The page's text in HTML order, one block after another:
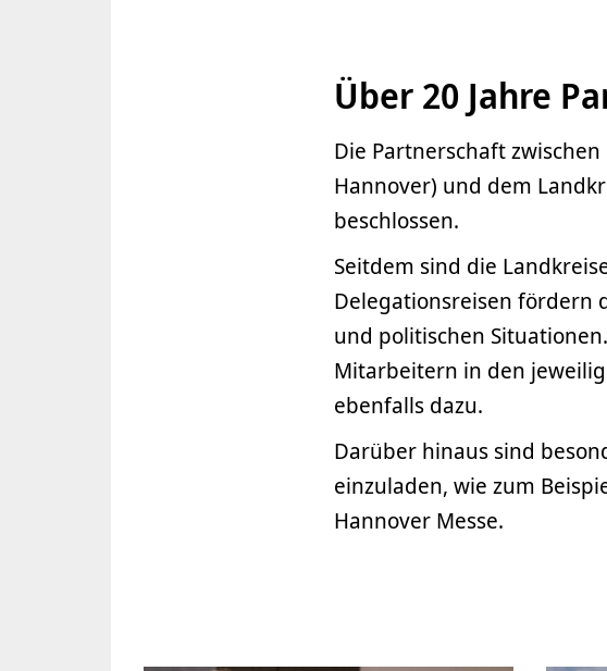
Über 20 Jahre
Die Partnerschaft
Hannover) und dem
beschlossen.
Seitdem sind die
Delegationsreisen fördern
und politischen
Mitarbeitern in den
ebenfalls dazu.
Darüber hinaus sind
einzuladen, wie zum
Hannover Messe.